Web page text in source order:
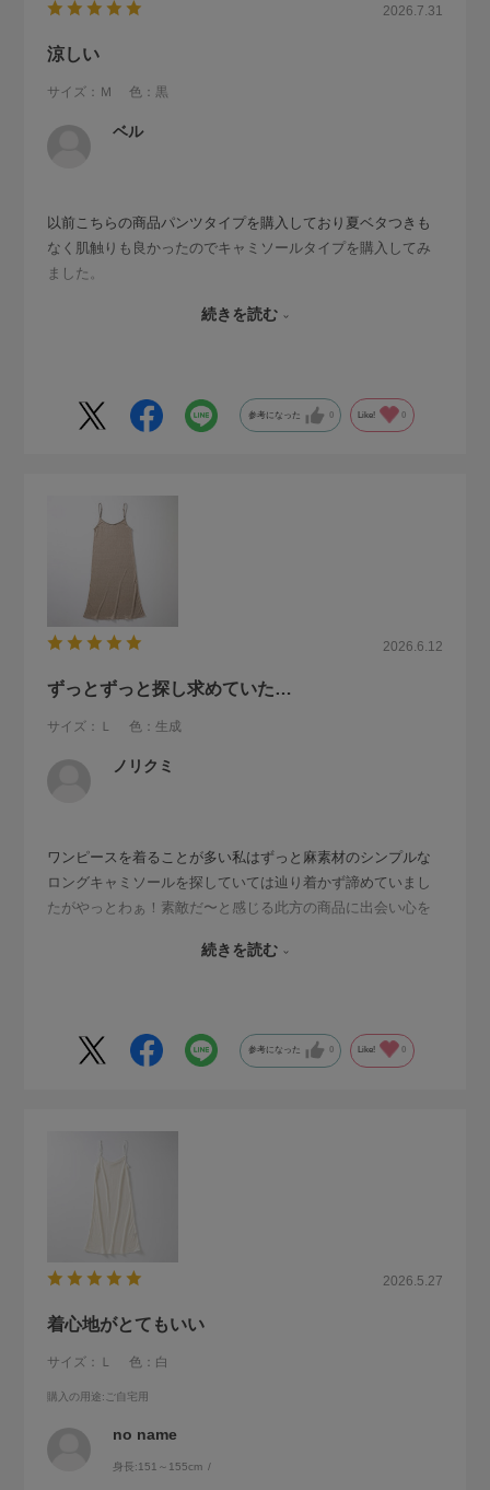
2026.7.31
涼しい
サイズ：Ｍ 色：黒
ベル
以前こちらの商品パンツタイプを購入しており夏ベタつきも
なく肌触りも良かったのでキャミソールタイプを購入してみ
ました。
物は肌にはりつき気持ちが悪いですがこの商品はそれがな
続きを読む
参考になった 0 Like! 0
2026.6.12
ずっとずっと探し求めていた…
サイズ：Ｌ 色：生成
ノリクミ
ワンピースを着ることが多い私はずっと麻素材のシンプルな
ロングキャミソールを探していては辿り着かず諦めていまし
たがやっとわぁ！素敵だ〜と感じる此方の商品に出会い心を
切に着用しようと決めて購入に至りましたが、大正解でし
続きを読む
参考になった 0 Like! 0
2026.5.27
着心地がとてもいい
サイズ：Ｌ 色：白
購入の用途:ご自宅用
no name
身長:151～155cm